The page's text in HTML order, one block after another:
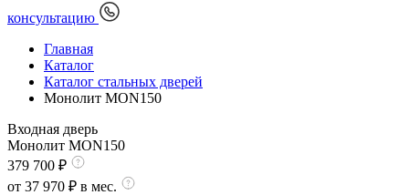
консультацию
Главная
Каталог
Каталог стальных дверей
Монолит MON150
Входная дверь
Монолит MON150
379 700 ₽
от 37 970 ₽ в мес.